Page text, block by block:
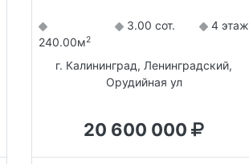
240.00м2
3.00 сот. 4 этаж
г. Калининград, Ленинградский,
Орудийная ул
20 600 000